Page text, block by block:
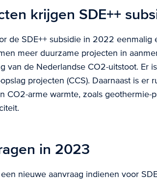
krijgen SDE++
de SDE++ subsidie in 2022 eenmalig
meer duurzame projecten in
van de Nederlandse CO2-uitstoot. Er
projecten (CCS). Daarnaast is er
CO2-arme warmte, zoals geothermie-
in 2023
nieuwe aanvraag indienen voor